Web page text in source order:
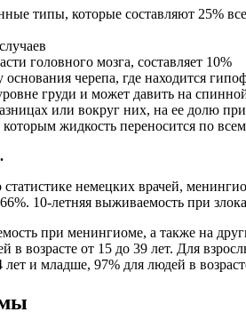
типы, которые составляют 25%
головного мозга, составляет 10%
черепа, где находится
груди и может давить на спинной
или вокруг них, на ее долю
жидкость переносится по
немецких врачей,
10-летняя выживаемость при
при менингиоме, а также на
в возрасте от 15 до 39 лет. Для
и младше, 97% для людей в